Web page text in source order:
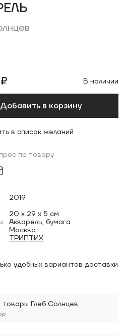
В наличии
Добавить в корзину
в список желаний
по товару
2019
20 x 29 x 5 см
Акварель, бумага
Москва
ТРИПТИХ
удобных вариантов доставки
товары Глеб Солнцев